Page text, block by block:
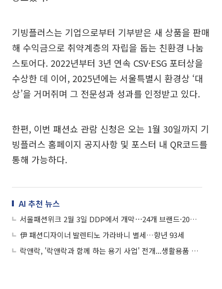
기빙플러스는 기업으로부터 기부받은 새 상품을 판매
해 수익금으로 취약계층의 자립을 돕는 친환경 나눔
스토어다. 2022년부터 3년 연속 CSV·ESG 포터상을
수상한 데 이어, 2025년에는 서울특별시 환경상 ‘대
상’을 거머쥐며 그 전문성과 성과를 인정받고 있다.
한편, 이번 패션쇼 관람 신청은 오는 1월 30일까지 기
빙플러스 홈페이지 공지사항 및 포스터 내 QR코드를
통해 가능하다.
AI 추천 뉴스
서울패션위크 2월 3일 DDP에서 개막⋯24개 브랜드·20개국 바이어 한자리에
伊 패션디자이너 발렌티노 가라바니 별세…향년 93세
락앤락, '락앤락과 함께 하는 용기 사업' 전개...생활용품 총 2만9000개 기부